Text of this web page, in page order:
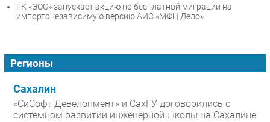
ГК «ЭОС» запускает акцию по бесплатной миграции на
импортонезависимую версию АИС «МФЦ Дело»
Регионы
Сахалин
«СиСофт Девелопмент» и СахГУ договорились о
системном развитии инженерной школы на Сахалине